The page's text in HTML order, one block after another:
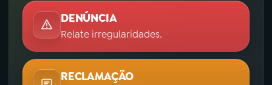
DENÚNCIA
Relate irregularidades.
RECLAMAÇÃO